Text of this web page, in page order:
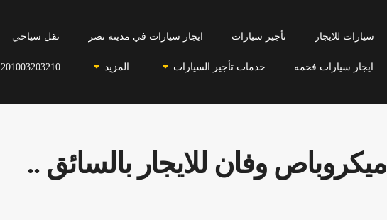
سيارات للايجار تأجير سيارات ايجار سيارات في مدينة نصر نقل سياحي
ايجار سيارات فخمه خدمات تأجير السيارات المزيد 201003203210
ميكروباص وفان للايجار بالسائق ..